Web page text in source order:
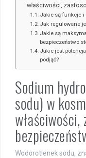
właściwości,
Jakie są funkcje i
Jak regulowane
Jakie są
bezpieczeństwo
Jakie jest
podjąć?
Sodium
sodu) w
Wodorotlenek sodu,